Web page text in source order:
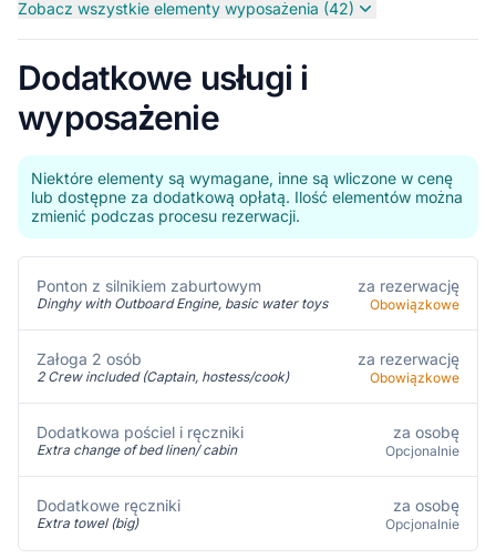
Zobacz wszystkie elementy wyposażenia (42)
Dodatkowe usługi i
wyposażenie
Niektóre elementy są wymagane, inne są wliczone w cenę
lub dostępne za dodatkową opłatą. Ilość elementów można
zmienić podczas procesu rezerwacji.
Ponton z silnikiem zaburtowym
Dinghy with Outboard Engine, basic water toys
za rezerwację
Obowiązkowe
Załoga 2 osób
2 Crew included (Captain, hostess/cook)
za rezerwację
Obowiązkowe
Dodatkowa pościel i ręczniki
Extra change of bed linen/ cabin
za osobę
Opcjonalnie
Dodatkowe ręczniki
Extra towel (big)
za osobę
Opcjonalnie